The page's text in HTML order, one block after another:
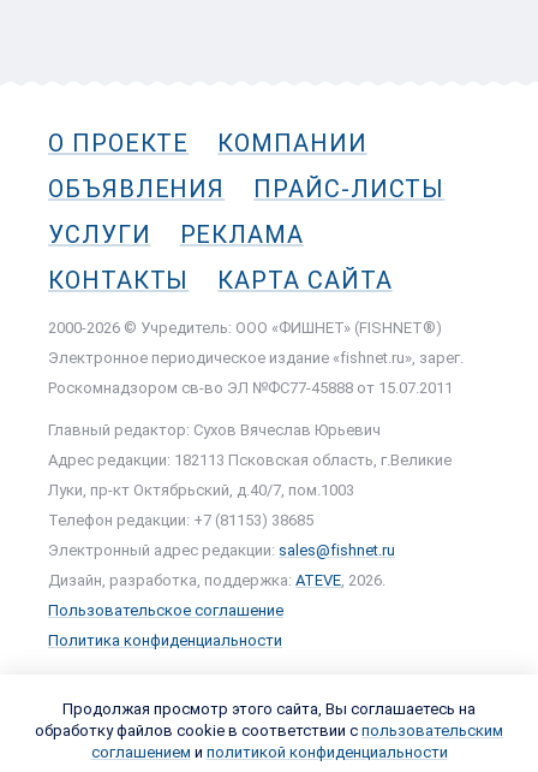
О ПРОЕКТЕ
КОМПАНИИ
ОБЪЯВЛЕНИЯ
ПРАЙС-ЛИСТЫ
УСЛУГИ
РЕКЛАМА
КОНТАКТЫ
КАРТА САЙТА
2000-2026 © Учредитель: ООО «ФИШНЕТ» (FISHNET®)
Электронное периодическое издание «fishnet.ru», зарег.
Роскомнадзором cв-во ЭЛ №ФС77-45888 от 15.07.2011
Главный редактор: Сухов Вячеслав Юрьевич
Адрес редакции: 182113 Псковская область, г.Великие
Луки, пр-кт Октябрьский, д.40/7, пом.1003
Телефон редакции: +7 (81153) 38685
Электронный адрес редакции: sales@fishnet.ru
Дизайн, разработка, поддержка: ATEVE , 2026.
Пользовательское соглашение
Политика конфиденциальности
Продолжая просмотр этого сайта, Вы соглашаетесь на
обработку файлов cookie в соответствии с пользовательским
соглашением и политикой конфиденциальности